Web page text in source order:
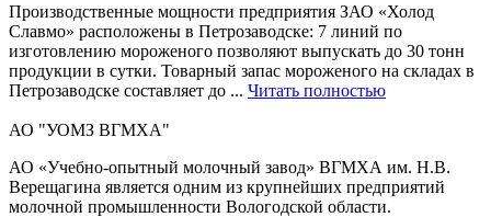
Производственные мощности предприятия ЗАО «Холод
Славмо» расположены в Петрозаводске: 7 линий по
изготовлению мороженого позволяют выпускать до 30 тонн
продукции в сутки. Товарный запас мороженого на складах в
Петрозаводске составляет до ... Читать полностью
АО "УОМЗ ВГМХА"
АО «Учебно-опытный молочный завод» ВГМХА им. Н.В.
Верещагина является одним из крупнейших предприятий
молочной промышленности Вологодской области.